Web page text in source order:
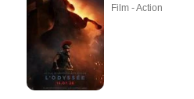
Film - Action